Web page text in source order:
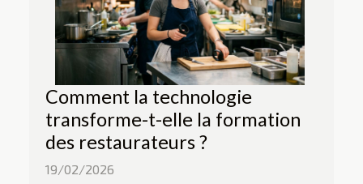
Comment la technologie
transforme-t-elle la formation
des restaurateurs ?
19/02/2026